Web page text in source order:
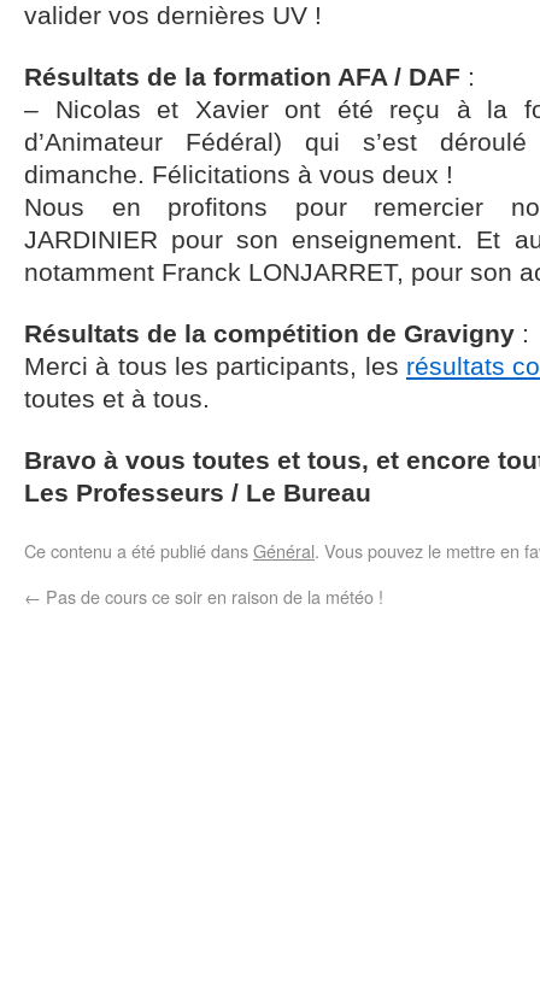
valider vos dernières UV !
Résultats de la formation AFA / DAF :
– Nicolas et Xavier ont été reçu à la
d’Animateur Fédéral) qui s’est
dimanche. Félicitations à vous deux !
Nous en profitons pour remercier
JARDINIER pour son enseignement. Et
notamment Franck LONJARRET, pour son
Résultats de la compétition de Gravigny :
Merci à tous les participants, les résultats
toutes et à tous.
Bravo à vous toutes et tous, et encore
Les Professeurs / Le Bureau
Ce contenu a été publié dansGénéral. Vous pouvez le mettre en
← Pas de cours ce soir en raison de la météo !